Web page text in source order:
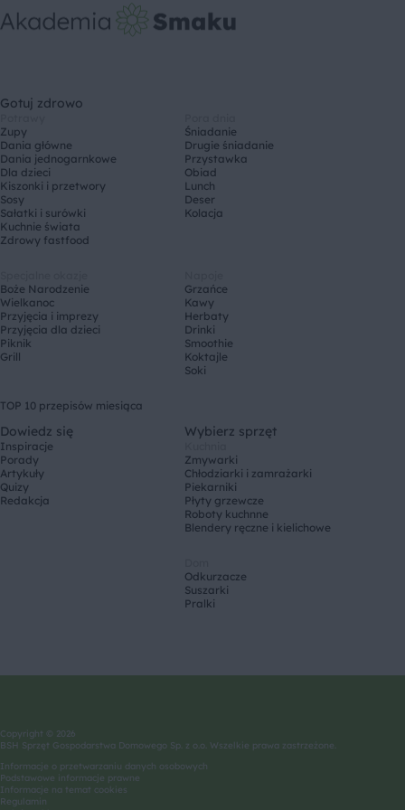
Gotuj zdrowo
Zupy
Dania główne
Dania jednogarnkowe
Dla dzieci
Kiszonki i przetwory
Sosy
Sałatki i surówki
Kuchnie świata
Zdrowy fastfood
Śniadanie
Drugie śniadanie
Przystawka
Obiad
Lunch
Deser
Kolacja
Boże Narodzenie
Wielkanoc
Przyjęcia i imprezy
Przyjęcia dla dzieci
Piknik
Grill
Grzańce
Kawy
Herbaty
Drinki
Smoothie
Koktajle
Soki
TOP 10 przepisów miesiąca
Dowiedz się
Inspiracje
Porady
Artykuły
Quizy
Redakcja
Wybierz sprzęt
Zmywarki
Chłodziarki i zamrażarki
Piekarniki
Płyty grzewcze
Roboty kuchnne
Blendery ręczne i kielichowe
Odkurzacze
Suszarki
Pralki
Copyright © 2026
BSH Sprzęt Gospodarstwa Domowego Sp. z o.o. Wszelkie prawa zastrzeżone.
Informacje o przetwarzaniu danych osobowych
Podstawowe informacje prawne
Informacje na temat cookies
Regulamin